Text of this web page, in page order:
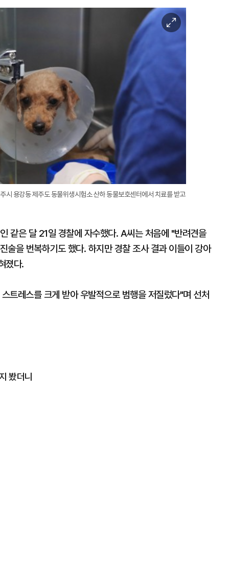
이
미
시 용강동 제주도 동물위생시험소 산하 동물보호센터에서 치료를 받고
같은 달 21일 경찰에 자수했다. A씨는 처음에 "반려견을
술을 번복하기도 했다. 하지만 경찰 조사 결과 이들이 강아
졌다.
트레스를 크게 받아 우발적으로 범행을 저질렀다"며 선처
봤더니